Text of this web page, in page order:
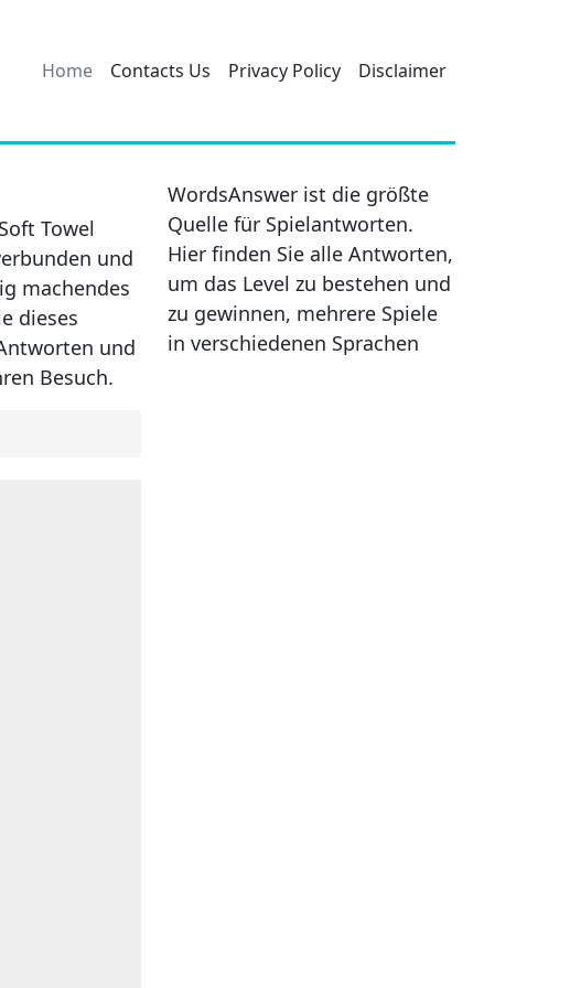
Home Contacts Us Privacy Policy Disclaimer
Towel
und
machendes
dieses
und
Besuch.
WordsAnswer ist die größte
Quelle für Spielantworten.
Hier finden Sie alle Antworten,
um das Level zu bestehen und
zu gewinnen, mehrere Spiele
in verschiedenen Sprachen